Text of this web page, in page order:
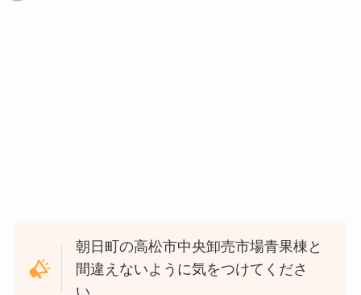
朝日町の高松市中央卸売市場青果棟と
間違えないように気をつけてくださ
い。